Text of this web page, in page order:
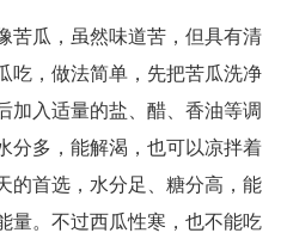
瓜，虽然味道苦，但具有清
吃，做法简单，先把苦瓜洗净
加入适量的盐、醋、香油等调
分多，能解渴，也可以凉拌着
的首选，水分足、糖分高，能
量。不过西瓜性寒，也不能吃